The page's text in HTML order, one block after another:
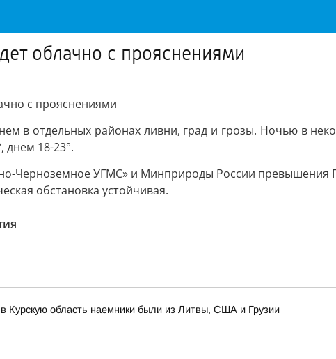
облачно с прояснениями
в отдельных районах ливни, град и грозы. Ночью в
днем 18-23°.
Черноземное УГМС» и Минприроды России превышения
обстановка устойчивая.
Курскую область наемники были из Литвы, США и Грузии